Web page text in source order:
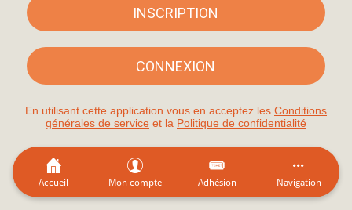
INSCRIPTION
CONNEXION
En utilisant cette application vous en acceptez les Conditions
générales de service et la Politique de confidentialité
Accueil Mon compte Adhésion Navigation